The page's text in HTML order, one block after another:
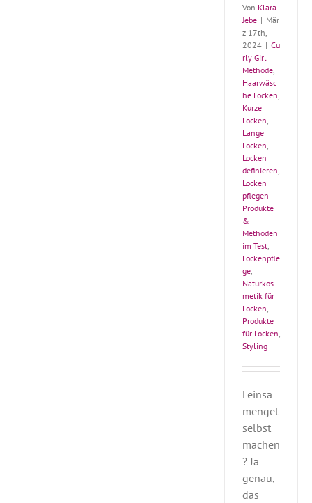
Von Klara
Jebe | Mär
z 17th,
2024 | Cu
rly Girl
Methode,
Haarwäsc
he Locken,
Kurze
Locken,
Lange
Locken,
Locken
definieren,
Locken
pflegen –
Produkte
&
Methoden
im Test,
Lockenpfle
ge,
Naturkos
metik für
Locken,
Produkte
für Locken,
Styling
Leinsa
mengel
selbst
machen
? Ja
genau,
das